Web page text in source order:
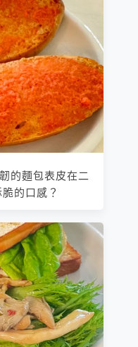
的麵包表皮在二
的口感？